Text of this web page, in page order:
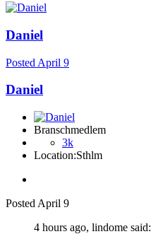
Daniel
Posted April 9
Daniel
Branschmedlem
3k
Location:Sthlm
Posted April 9
4 hours ago, lindome said: